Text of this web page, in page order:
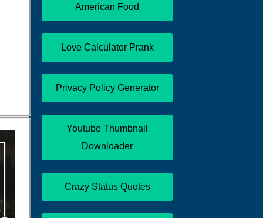
American Food
Love Calculator Prank
Privacy Policy Generator
Youtube Thumbnail
Downloader
Crazy Status Quotes